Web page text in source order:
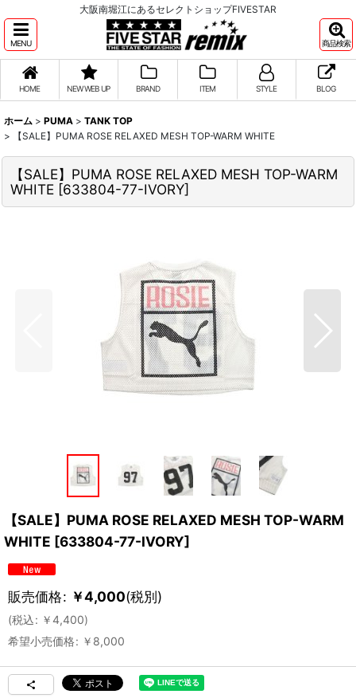
大阪南堀江にあるセレクトショップFIVESTAR
MENU 商品検索
HOME NEW WEB UP BRAND ITEM STYLE BLOG
ホーム > PUMA > TANK TOP
>
【SALE】PUMA ROSE RELAXED MESH TOP-WARM WHITE
【SALE】PUMA ROSE RELAXED MESH TOP-WARM
WHITE [633804-77-IVORY]
【SALE】PUMA ROSE RELAXED MESH TOP-WARM
WHITE [633804-77-IVORY]
販売価格: ￥4,000(税別)
(税込: ￥4,400)
希望小売価格: ￥ 8,000